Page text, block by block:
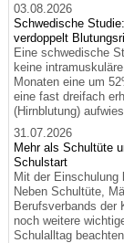
03.08.2026
Schwedische
verdoppelt
Eine schwedische
keine
Monaten eine um
eine fast dreifach
(Hirnblutung)
31.07.2026
Mehr als Schultüte
Schulstart
Mit der Einschulung
Neben Schultüte,
Berufsverbands der
noch weitere
Schulalltag